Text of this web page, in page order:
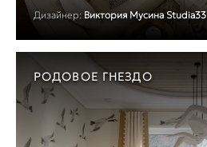
Дизайнер: Виктория Мусина Studia33
РОДОВОЕ ГНЕЗДО